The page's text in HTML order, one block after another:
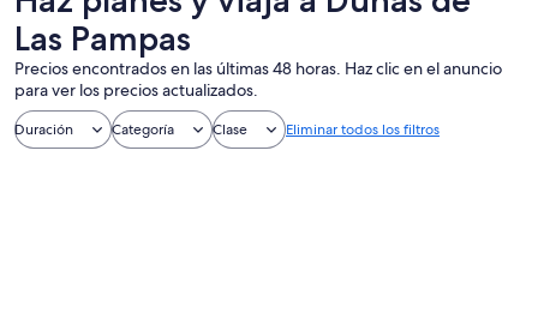
Las Pampas
Precios encontrados en las últimas 48 horas. Haz clic en el anuncio
para ver los precios actualizados.
Duración Categoría Clase Eliminar todos los filtros